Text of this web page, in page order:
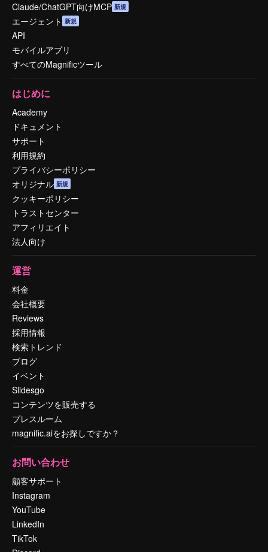
Claude/ChatGPT向けMCP 新規
エージェント 新規
API
モバイルアプリ
すべてのMagnificツール
はじめに
Academy
ドキュメント
サポート
利用規約
プライバシーポリシー
オリジナル 新規
クッキーポリシー
トラストセンター
アフィリエイト
法人向け
運営
料金
会社概要
Reviews
採用情報
検索トレンド
ブログ
イベント
Slidesgo
コンテンツを販売する
プレスルーム
magnific.aiをお探しですか？
お問い合わせ
顧客サポート
Instagram
YouTube
LinkedIn
TikTok